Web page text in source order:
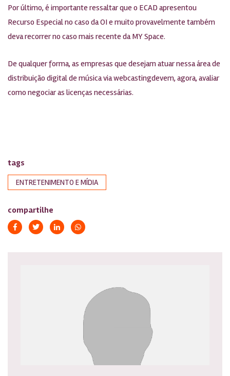
Por último, é importante ressaltar que o ECAD apresentou
Recurso Especial no caso da OI e muito provavelmente também
deva recorrer no caso mais recente da MY Space.
De qualquer forma, as empresas que desejam atuar nessa área de
distribuição digital de música via webcastingdevem, agora, avaliar
como negociar as licenças necessárias.
tags
ENTRETENIMENTO E MÍDIA
compartilhe